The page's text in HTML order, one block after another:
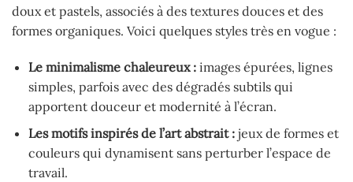
doux et pastels, associés à des textures douces et des
formes organiques. Voici quelques styles très en vogue :
Le minimalisme chaleureux :images épurées, lignes
simples, parfois avec des dégradés subtils qui
apportent douceur et modernité à l’écran.
Les motifs inspirés de l’art abstrait :jeux de formes et
couleurs qui dynamisent sans perturber l’espace de
travail.